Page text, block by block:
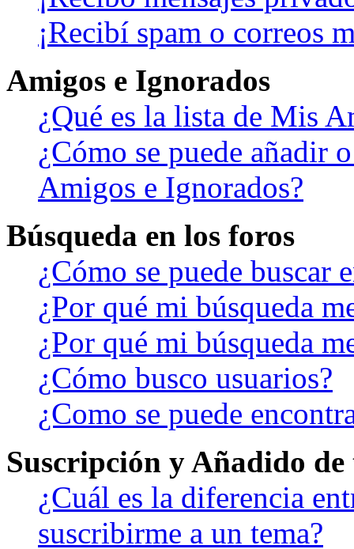
¡Recibí spam o correos
Amigos e Ignorados
¿Qué es la lista de Mis
¿Cómo se puede añadir
Amigos e Ignorados?
Búsqueda en los foros
¿Cómo se puede buscar
¿Por qué mi búsqueda
¿Por qué mi búsqueda
¿Cómo busco usuarios?
¿Como se puede
Suscripción y Añadido
¿Cuál es la diferencia
suscribirme a un tema?